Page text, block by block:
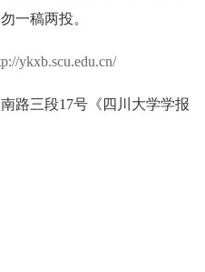
一稿两投。
ykxb.scu.edu.cn/
三段17号《四川大学学报